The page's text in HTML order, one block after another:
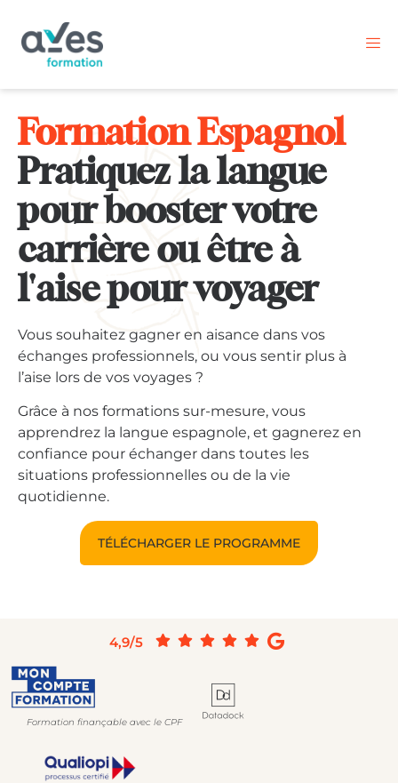
Formation Espagnol
Pratiquez la langue
pour booster votre
carrière ou être à
l'aise pour voyager
Vous souhaitez gagner en aisance dans vos
échanges professionnels, ou vous sentir plus à
l’aise lors de vos voyages ?
Grâce à nos formations sur-mesure, vous
apprendrez la langue espagnole, et gagnerez en
confiance pour échanger dans toutes les
situations professionnelles ou de la vie
quotidienne.
TÉLÉCHARGER LE PROGRAMME
4,9/5
Formation finançable avec le CPF